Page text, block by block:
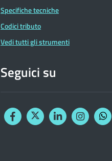
Specifiche tecniche
Codici tributo
Vedi tutti gli strumenti
Seguici su
FacebookTwitterLinkedinInstagram